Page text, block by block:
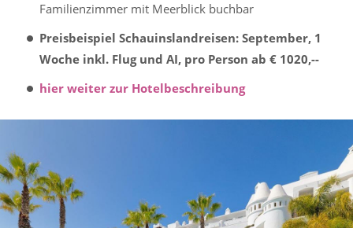
Familienzimmer mit Meerblick buchbar
Preisbeispiel Schauinslandreisen: September, 1
Woche inkl. Flug und AI, pro Person ab € 1020,--
hier weiter zur Hotelbeschreibung